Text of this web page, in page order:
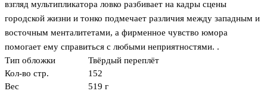
взгляд мультипликатора ловко разбивает на кадры сцены
городской жизни и тонко подмечает различия между западным и
восточным менталитетами, а фирменное чувство юмора
помогает ему справиться с любыми неприятностями. .
Тип обложки
Твёрдый переплёт
Кол-во стр.
152
Вес
519 г